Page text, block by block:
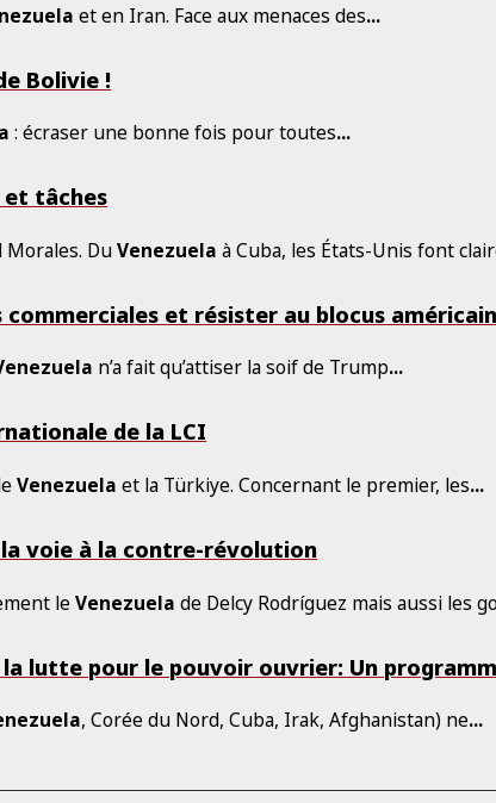
et en Iran. Face aux menaces des...
Bolivie !
: écraser une bonne fois pour toutes...
et tâches
Morales. DuVenezuela à Cuba, les États-Unis font
et résister au blocus
n’a fait qu’attiser la soif de Trump...
de la LCI
Venezuela et la Türkiye. Concernant le premier, les...
voie à la contre-révolution
leVenezuela de Delcy Rodríguez mais aussi les
la lutte pour le pouvoir ouvrier: Un
, Corée du Nord, Cuba, Irak, Afghanistan) ne...